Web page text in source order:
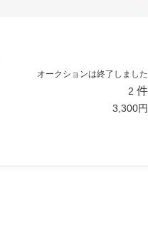
オークションは終了しました
2 件
3,300円